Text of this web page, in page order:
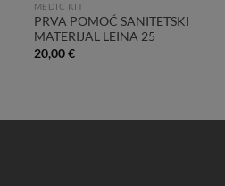
MEDIC KIT
PRVA POMOĆ SANITETSKI
MATERIJAL LEINA 25
20,00€